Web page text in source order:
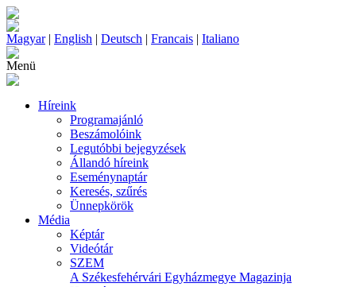
Magyar| English | Deutsch | Francais | Italiano
Menü
Híreink
Programajánló
Beszámolóink
Legutóbbi bejegyzések
Állandó híreink
Eseménynaptár
Keresés, szűrés
Ünnepkörök
Média
Képtár
Videótár
SZEM
A Székesfehérvári Egyházmegye Magazinja